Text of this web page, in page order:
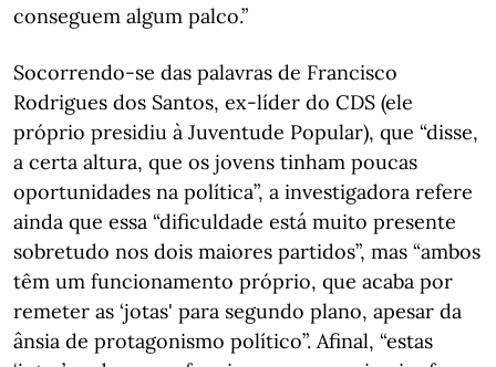
conseguem algum palco.”
Socorrendo-se das palavras de Francisco
Rodrigues dos Santos, ex-líder do CDS (ele
próprio presidiu à Juventude Popular), que “disse,
a certa altura, que os jovens tinham poucas
oportunidades na política”, a investigadora refere
ainda que essa “dificuldade está muito presente
sobretudo nos dois maiores partidos”, mas “ambos
têm um funcionamento próprio, que acaba por
remeter as ‘jotas' para segundo plano, apesar da
ânsia de protagonismo político”. Afinal, “estas